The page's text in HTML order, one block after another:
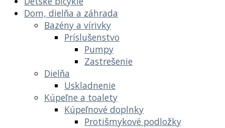
Dom, dielňa a záhrada
Bazény a vírivky
Príslušenstvo
Pumpy
Zastrešenie
Dielňa
Uskladnenie
Kúpeľne a toalety
Kúpeľnové doplnky
Protišmykové podložky